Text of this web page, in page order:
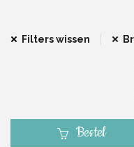
Filters wissen
Bestel